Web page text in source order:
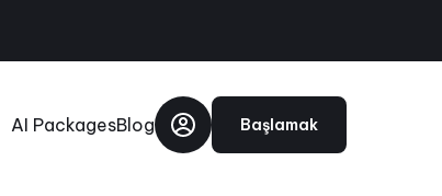
AI PackagesBlog Başlamak